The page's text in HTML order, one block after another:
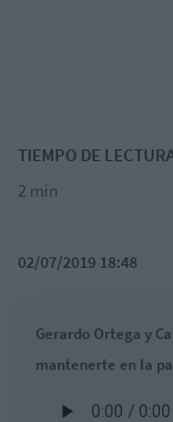
TIEMPO DE
2 min
02/07/2019 18:48
Gerardo Ortega y
mantenerte en la